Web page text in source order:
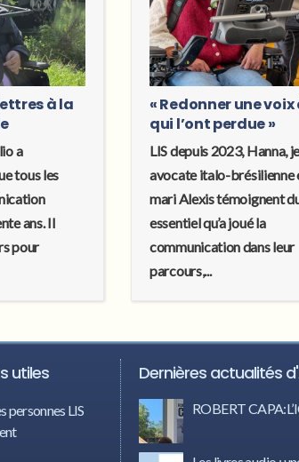
à la
a
tous les
ans. Il
pour
« Redonner une voix
qui l’ont perdue »
LIS depuis 2023, Hanna,
avocate italo-brésilienne
mari Alexis témoignent
essentiel qu’a joué la
communication dans leur
parcours,...
utiles
personnes LIS
Dernières actualités
ROBERT